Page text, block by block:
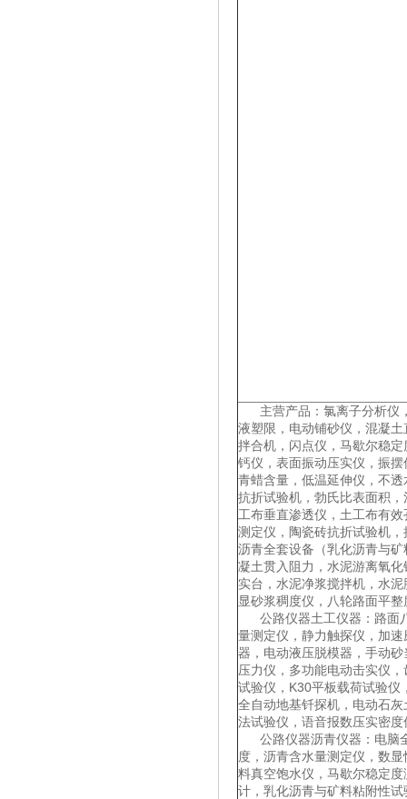
主营产品：氯离子分析仪，
液塑限，电动铺砂仪，混凝
拌合机，闪点仪，马歇尔稳
钙仪，表面振动压实仪，振
青蜡含量，低温延伸仪，不
抗折试验机，勃氏比表面积
工布垂直渗透仪，土工布有
测定仪，陶瓷砖抗折试验机
沥青全套设备（乳化沥青与
凝土贯入阻力，水泥游离氧
实台，水泥净浆搅拌机，水
显砂浆稠度仪，八轮路面平整
公路仪器土工仪器：路面八
量测定仪，静力触探仪，加
器，电动液压脱模器，手动
压力仪，多功能电动击实仪
试验仪，K30平板载荷试验仪
全自动地基钎探机，电动石
法试验仪，语音报数压实密
公路仪器沥青仪器：电脑全
度，沥青含水量测定仪，数
料真空饱水仪，马歇尔稳定
计，乳化沥青与矿料粘附性